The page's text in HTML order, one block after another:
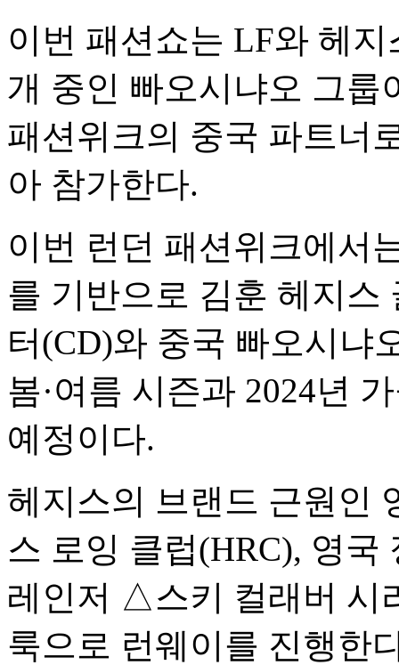
이번 패션쇼는 LF와 헤
개 중인 빠오시냐오 그룹
패션위크의 중국 파트너
아 참가한다.
이번 런던 패션위크에서
를 기반으로 김훈 헤지스
터(CD)와 중국 빠오시냐
봄·여름 시즌과 2024년
예정이다.
헤지스의 브랜드 근원인
스 로잉 클럽(HRC), 영
레인저 △스키 컬래버 시
룩으로 런웨이를 진행한